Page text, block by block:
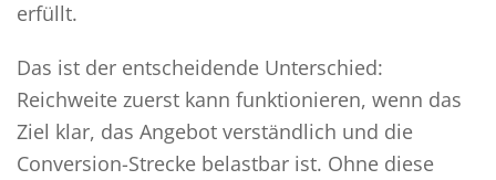
erfüllt.
Das ist der entscheidende Unterschied:
Reichweite zuerst kann funktionieren, wenn das
Ziel klar, das Angebot verständlich und die
Conversion-Strecke belastbar ist. Ohne diese